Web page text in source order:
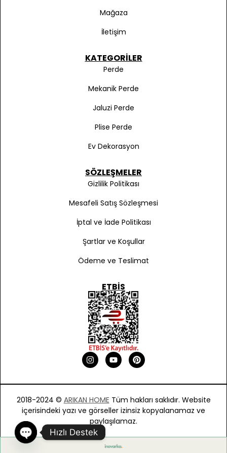
Mağaza
İletişim
KATEGORILER
Perde
Mekanik Perde
Jaluzi Perde
Plise Perde
Ev Dekorasyon
SÖZLEŞMELER
Gizlilik Politikası
Mesafeli Satış Sözleşmesi
İptal ve İade Politikası
Şartlar ve Koşullar
Ödeme ve Teslimat
ETBIS
2018-2024 © ARIKAN HOME Tüm hakları saklıdır. Website
içerisindeki yazı ve görseller izinsiz kopyalanamaz ve
paylaşılamaz.
Hızlı Destek